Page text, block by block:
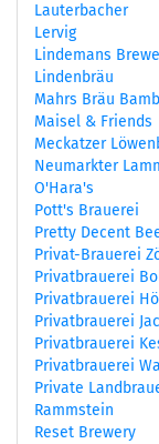
Lauterbacher
Lervig
Lindemans
Lindenbräu
Mahrs Bräu
Maisel & Friends
Meckatzer
Neumarkter
O'Hara's
Pott's Brauerei
Pretty Decent
Privat-Brauerei
Privatbrauerei
Privatbrauerei
Privatbrauerei
Privatbrauerei
Privatbrauerei
Private
Rammstein
Reset Brewery